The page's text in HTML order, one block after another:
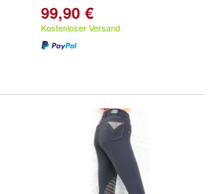
99,90 €
Kostenloser Versand